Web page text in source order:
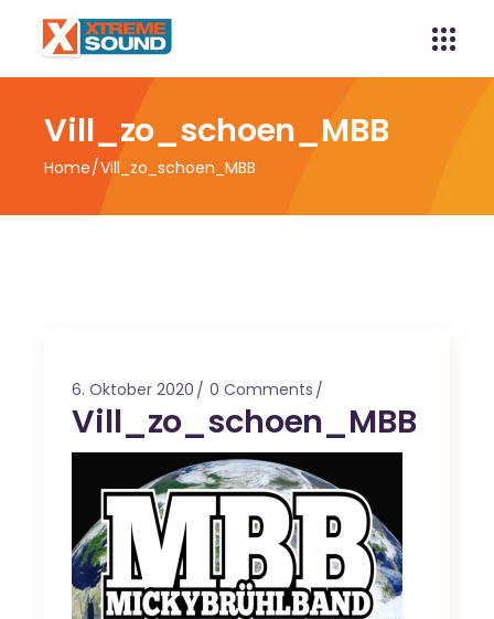
Vill_zo_schoen_MBB
Home Vill_zo_schoen_MBB
6. Oktober 2020 0 Comments
Vill_zo_schoen_MBB